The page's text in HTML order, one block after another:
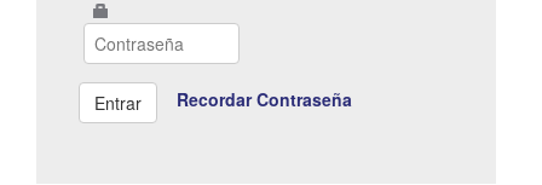
Recordar Contraseña